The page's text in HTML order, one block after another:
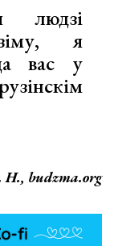
людзі
я
вас у
budzma.org